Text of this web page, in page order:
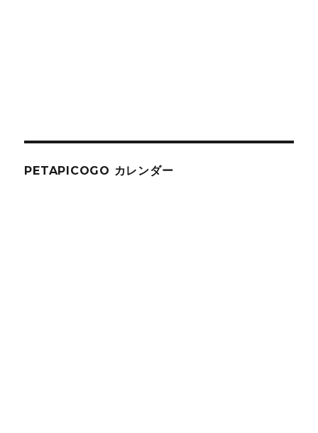
PETAPICOGO カレンダー